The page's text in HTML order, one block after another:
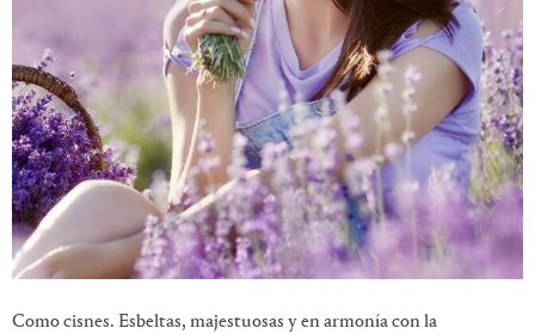
Como cisnes. Esbeltas, majestuosas y en armonía con la